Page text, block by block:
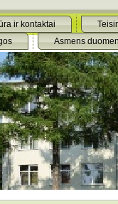
ir kontaktai
Asmens